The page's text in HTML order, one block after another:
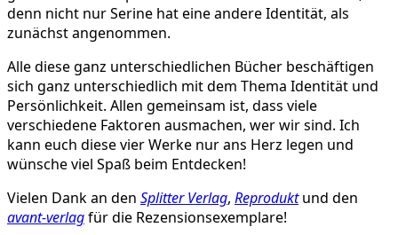
denn nicht nur Serine hat eine andere Identität, als
zunächst angenommen.
Alle diese ganz unterschiedlichen Bücher beschäftigen
sich ganz unterschiedlich mit dem Thema Identität und
Persönlichkeit. Allen gemeinsam ist, dass viele
verschiedene Faktoren ausmachen, wer wir sind. Ich
kann euch diese vier Werke nur ans Herz legen und
wünsche viel Spaß beim Entdecken!
Vielen Dank an den Splitter Verlag, Reprodukt und den
avant-verlagfür die Rezensionsexemplare!